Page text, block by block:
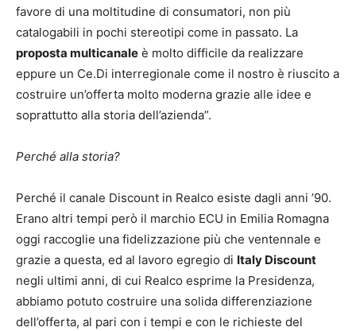
favore di una moltitudine di consumatori, non più
catalogabili in pochi stereotipi come in passato. La
proposta multicanale è molto difficile da realizzare
eppure un Ce.Di interregionale come il nostro è riuscito a
costruire un’offerta molto moderna grazie alle idee e
soprattutto alla storia dell’azienda”.
Perché alla storia?
Perché il canale Discount in Realco esiste dagli anni ’90.
Erano altri tempi però il marchio ECU in Emilia Romagna
oggi raccoglie una fidelizzazione più che ventennale e
grazie a questa, ed al lavoro egregio di Italy Discount
negli ultimi anni, di cui Realco esprime la Presidenza,
abbiamo potuto costruire una solida differenziazione
dell’offerta, al pari con i tempi e con le richieste del